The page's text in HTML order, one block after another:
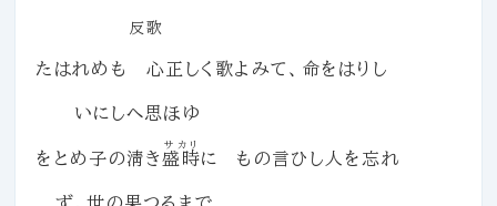
反歌
たはれめも 心正しく歌よみて、命をはりし
いにしへ思ほゆ
をとめ子の淸き盛時
サカリ
に もの言ひし人を忘れ
ず。世の果つるまで